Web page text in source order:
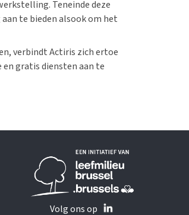
Teneinde deze
te bieden alsook om het
verbindt Actiris zich ertoe
gratis diensten aan te
Volg ons op